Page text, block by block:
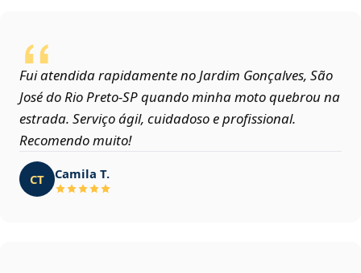
Fui atendida rapidamente no Jardim Gonçalves, São
José do Rio Preto‑SP quando minha moto quebrou na
estrada. Serviço ágil, cuidadoso e profissional.
Recomendo muito!
CT Camila T.